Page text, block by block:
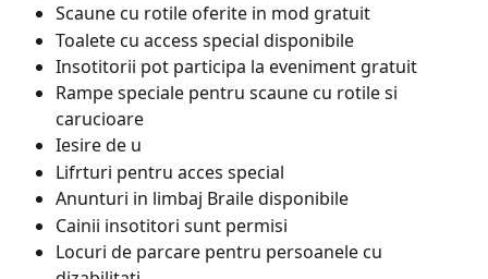
Scaune cu rotile oferite in mod gratuit
Toalete cu access special disponibile
Insotitorii pot participa la eveniment gratuit
Rampe speciale pentru scaune cu rotile si
carucioare
Iesire de u
Lifrturi pentru acces special
Anunturi in limbaj Braile disponibile
Cainii insotitori sunt permisi
Locuri de parcare pentru persoanele cu